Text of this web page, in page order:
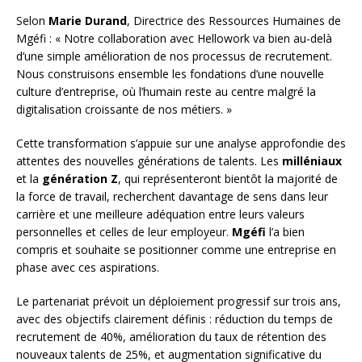
Selon Marie Durand, Directrice des Ressources Humaines de
Mgéfi : « Notre collaboration avec Hellowork va bien au-delà
d’une simple amélioration de nos processus de recrutement.
Nous construisons ensemble les fondations d’une nouvelle
culture d’entreprise, où l’humain reste au centre malgré la
digitalisation croissante de nos métiers. »
Cette transformation s’appuie sur une analyse approfondie des
attentes des nouvelles générations de talents. Les milléniaux
et la génération Z, qui représenteront bientôt la majorité de
la force de travail, recherchent davantage de sens dans leur
carrière et une meilleure adéquation entre leurs valeurs
personnelles et celles de leur employeur. Mgéfi l’a bien
compris et souhaite se positionner comme une entreprise en
phase avec ces aspirations.
Le partenariat prévoit un déploiement progressif sur trois ans,
avec des objectifs clairement définis : réduction du temps de
recrutement de 40%, amélioration du taux de rétention des
nouveaux talents de 25%, et augmentation significative du